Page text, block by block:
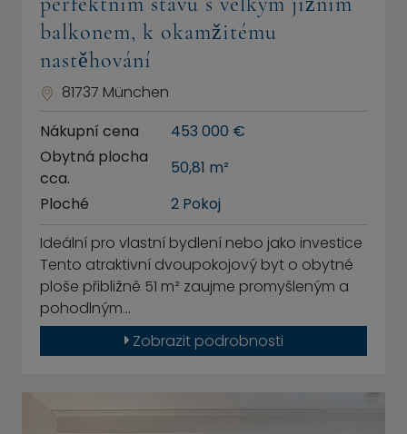
balkonem, k okamžitému
nastěhování
81737 München
Nákupní cena
453 000 €
Obytná plocha
cca.
50,81 m²
Ploché
2 Pokoj
Ideální pro vlastní bydlení nebo jako investice
Tento atraktivní dvoupokojový byt o obytné
ploše přibližně 51 m² zaujme promyšleným a
pohodlným…
Zobrazit podrobnosti